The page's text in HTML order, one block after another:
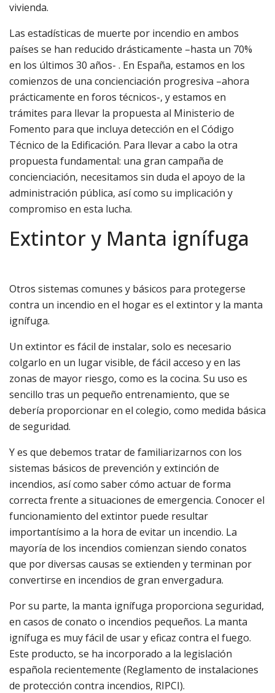
vivienda.
Las estadísticas de muerte por incendio en ambos
países se han reducido drásticamente –hasta un 70%
en los últimos 30 años- . En España, estamos en los
comienzos de una concienciación progresiva –ahora
prácticamente en foros técnicos-, y estamos en
trámites para llevar la propuesta al Ministerio de
Fomento para que incluya detección en el Código
Técnico de la Edificación. Para llevar a cabo la otra
propuesta fundamental: una gran campaña de
concienciación, necesitamos sin duda el apoyo de la
administración pública, así como su implicación y
compromiso en esta lucha.
Extintor y Manta ignífuga
Otros sistemas comunes y básicos para protegerse
contra un incendio en el hogar es el extintor y la manta
ignífuga.
Un extintor es fácil de instalar, solo es necesario
colgarlo en un lugar visible, de fácil acceso y en las
zonas de mayor riesgo, como es la cocina. Su uso es
sencillo tras un pequeño entrenamiento, que se
debería proporcionar en el colegio, como medida básica
de seguridad.
Y es que debemos tratar de familiarizarnos con los
sistemas básicos de prevención y extinción de
incendios, así como saber cómo actuar de forma
correcta frente a situaciones de emergencia. Conocer el
funcionamiento del extintor puede resultar
importantísimo a la hora de evitar un incendio. La
mayoría de los incendios comienzan siendo conatos
que por diversas causas se extienden y terminan por
convertirse en incendios de gran envergadura.
Por su parte, la manta ignífuga proporciona seguridad,
en casos de conato o incendios pequeños. La manta
ignífuga es muy fácil de usar y eficaz contra el fuego.
Este producto, se ha incorporado a la legislación
española recientemente (Reglamento de instalaciones
de protección contra incendios, RIPCI).